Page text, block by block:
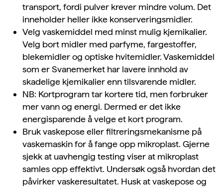
transport, fordi pulver krever mindre volum. Det
inneholder heller ikke konserveringsmidler.
Velg vaskemiddel med minst mulig kjemikalier.
Velg bort midler med parfyme, fargestoffer,
blekemidler og optiske hvitemidler. Vaskemiddel
som er Svanemerket har lavere innhold av
skadelige kjemikalier enn tilsvarende midler.
NB: Kortprogram tar kortere tid, men forbruker
mer vann og energi. Dermed er det ikke
energisparende å velge et kort program.
Bruk vaskepose eller filtreringsmekanisme på
vaskemaskin for å fange opp mikroplast. Gjerne
sjekk at uavhengig testing viser at mikroplast
samles opp effektivt. Undersøk også hvordan det
påvirker vaskeresultatet. Husk at vaskepose og